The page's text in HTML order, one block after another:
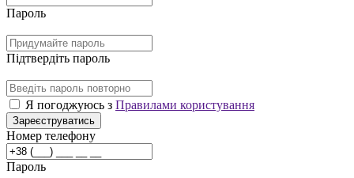
Пароль
Підтвердіть пароль
Я погоджуюсь з Правилами користування
Зареєструватись
Номер телефону
Пароль